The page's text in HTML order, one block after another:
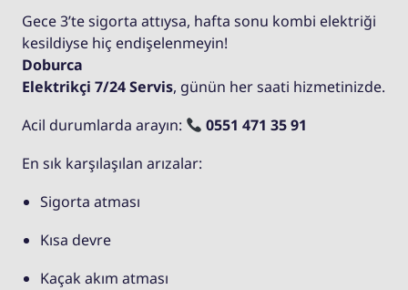
Gece 3’te sigorta attıysa, hafta sonu kombi elektriği
kesildiyse hiç endişelenmeyin!
Doburca
Elektrikçi 7/24 Servis, günün her saati hizmetinizde.
Acil durumlarda arayın:
0551 471 35 91
En sık karşılaşılan arızalar:
Sigorta atması
Kısa devre
Kaçak akım atması